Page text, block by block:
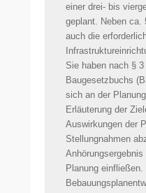
einer drei- bis
geplant. Neben ca.
auch die
Sie haben nach §
Baugesetzbuchs
sich an der
Erläuterung der
Auswirkungen der
Stellungnahmen
Planung einfließen.